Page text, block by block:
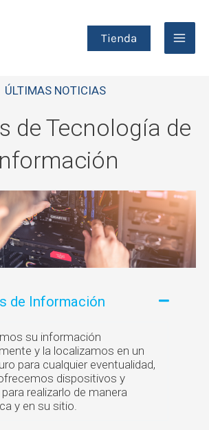
Tienda
ÚLTIMAS NOTICIAS
de Tecnología de
de Información
su información
y la localizamos en un
para cualquier eventualidad,
dispositivos y
realizarlo de manera
y en su sitio.